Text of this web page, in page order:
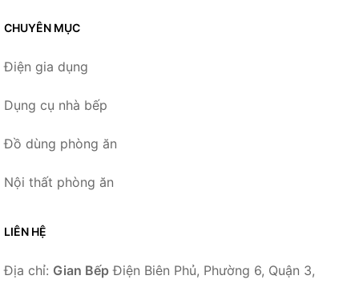
CHUYÊN MỤC
Điện gia dụng
Dụng cụ nhà bếp
Đồ dùng phòng ăn
Nội thất phòng ăn
LIÊN HỆ
Địa chỉ: Gian Bếp Điện Biên Phủ, Phường 6, Quận 3,